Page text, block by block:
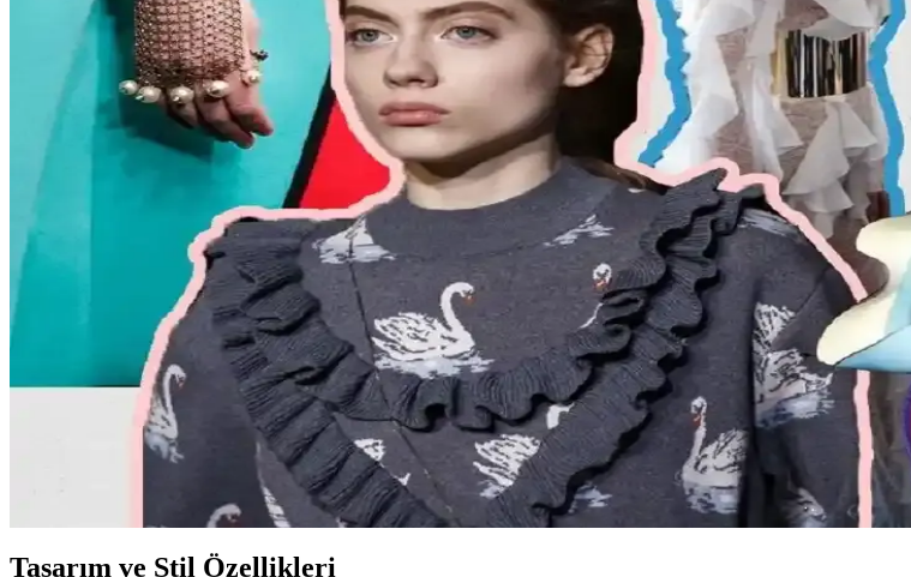
Kadın modasında beden tipine uygun kıyafet seçimi, sürdürülebilir markalar ve mevsimsel kombin önerileri ele
Kadın Moda Tavsiyeleri: Günlük Stil Önerileri, Vücut Şekline Uygun Giysiler ve Kombin
Kadın modasında renk uyumu, vücut şekline uygun giysiler, rahat ayakkabılar ve aksesuar seçimi gibi konularda
vurgulanıyor.
Kemer Tokalarının Moda ve Kültürel Anlamları: Şehir ve Kırsal Alanlarda Algı Farkları
Kemer tokaları, kırsal ve şehir kültürlerinde farklı anlamlar taşır. Kırsal bölgelerde başarı simgesi olan büyük
Moda Mikrotrendleri: Geçmişten Günümüze Sevilen ve Hâlâ Tercih Edilen Parçalar
Moda mikrotrendleri genellikle kısa ömürlü olsa da bazı parçalar, nostalji ve kişisel stil nedeniyle uzun yıllar tercih
Kavisli Vücut Tipleri İçin Doğru Kumaş ve Kesimlerle Yapısal Moda Rehberi
Kavisli vücut tiplerine uygun yapısal moda seçimlerinde doğru kumaş, kesim ve stil detayları önemlidir. Terzi hizmeti
Günlük Moda Soruları ve Pratik Stil Önerileri: Rahatlık ve Şıklık Dengesi
Moda ve stil, kişisel tercihler ve çevresel ihtiyaçlarla şekillenir. Ev giyimi, iş görüşmesi, mevsimlik kıyafetler ve vücut
Tasarım ve Stil Özellikleri